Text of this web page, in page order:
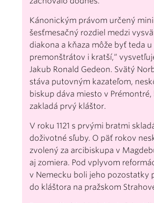
Kánonickým právom určený
šesťmesačný rozdiel medzi
diakona a kňaza môže byť teda u
premonštrátov i kratší,“
Jakub Ronald Gedeon. Svätý
stáva putovným kazateľom,
biskup dáva miesto v Prémontré,
zakladá prvý kláštor.
V roku 1121 s prvými bratmi
doživotné sľuby. O päť rokov
zvolený za arcibiskupa v
aj zomiera. Pod vplyvom
v Nemecku boli jeho pozostatky
do kláštora na pražskom